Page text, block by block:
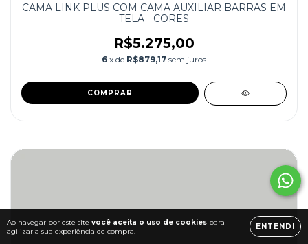
Ao navegar por este site você aceita o uso de cookies para
agilizar a sua experiência de compra.
ENTENDI
CAMA LINK PLUS COM CAMA AUXILIAR BARRAS EM
TELA - CORES
R$5.275,00
6 x de R$879,17 sem juros
COMPRAR